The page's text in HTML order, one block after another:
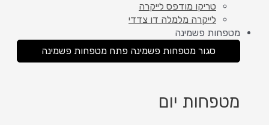
טריקו מודפס לייקרה
לייקרה מלמלה דו צדדי
מטפחות פשמינה
סגור מטפחות פשמינה פתח מטפחות פשמינה
מטפחות יום